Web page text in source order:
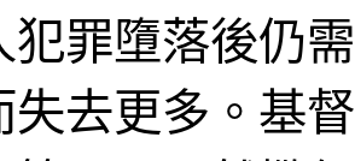
犯罪墮落後仍
失去更多。基